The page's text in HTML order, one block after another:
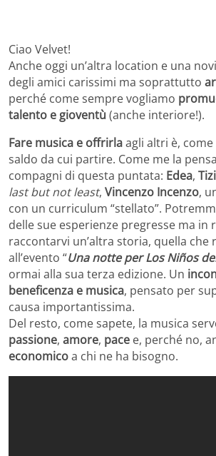
Ciao Velvet!
Anche oggi un’altra location e una
degli amici carissimi ma soprattutto
perché come sempre vogliamo
talento e gioventù (anche interiore!).
Fare musica e offrirlaagli altri è,
saldo da cui partire. Come me la
compagni di questa puntata: Edea,
last but not least, Vincenzo Incenzo,
con un curriculum “stellato”.
delle sue esperienze pregresse ma in
raccontarvi un’altra storia, quella
all’evento “Una notte per Los Niños
ormai alla sua terza edizione. Un
beneficenza e musica, pensato per
causa importantissima.
Del resto, come sapete, la musica
passione, amore, pace e, perché no,
economicoa chi ne ha bisogno.